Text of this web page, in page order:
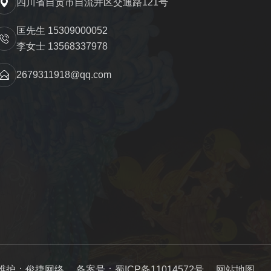
匡先生 15309000052
李女士 13568337978
2679311918@qq.com